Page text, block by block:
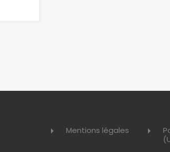
Mentions légales